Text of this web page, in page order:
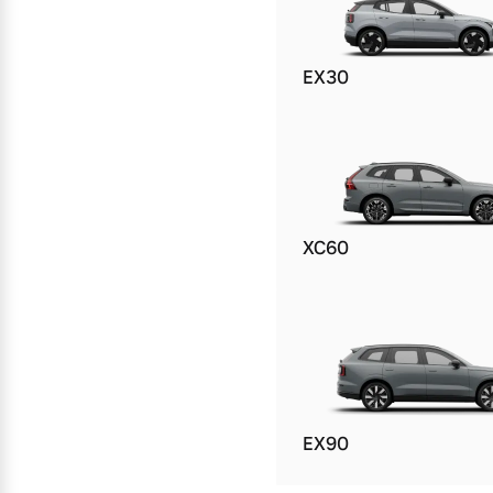
EX30
XC60
EX90